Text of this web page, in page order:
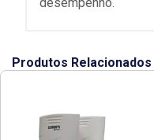
Produtos Relacionados